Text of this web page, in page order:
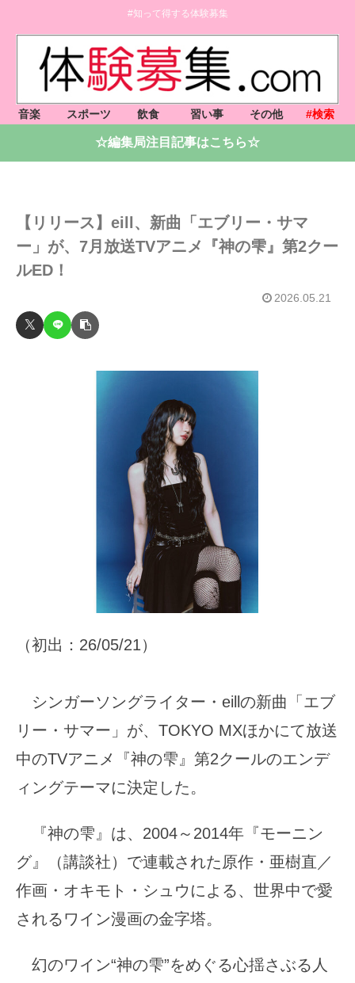
#知って得する体験募集
音楽 スポーツ 飲食 習い事 その他 #検索
☆編集局注目記事はこちら☆
【リリース】eill、新曲「エブリー・サマ
ー」が、7月放送TVアニメ『神の雫』第2クー
ルED！
2026.05.21
（初出：26/05/21）
シンガーソングライター・eillの新曲「エブ
リー・サマー」が、TOKYO MXほかにて放送
中のTVアニメ『神の雫』第2クールのエンデ
ィングテーマに決定した。
『神の雫』は、2004～2014年『モーニン
グ』（講談社）で連載された原作・亜樹直／
作画・オキモト・シュウによる、世界中で愛
されるワイン漫画の金字塔。
幻のワイン“神の雫”をめぐる心揺さぶる人